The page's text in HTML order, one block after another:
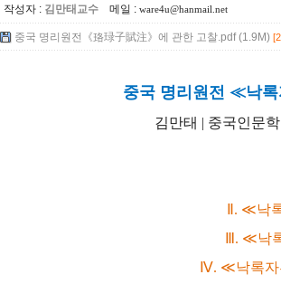
작성자 : 김만태교수 메일 : ware4u@hanmail.net
중국 명리원전《珞琭子賦注》에 관한 고찰.pdf (1.9M)
중국 명리원전 ≪낙
김만태 | 중국인문
Ⅱ. ≪낙
Ⅲ. ≪낙
Ⅳ. ≪낙록자